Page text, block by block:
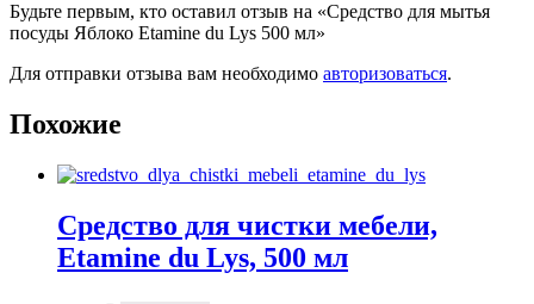
Будьте первым, кто оставил отзыв на «Средство для мытья
посуды Яблоко Etamine du Lys 500 мл»
Для отправки отзыва вам необходимо авторизоваться.
Похожие
Средство для чистки мебели,
Etamine du Lys, 500 мл